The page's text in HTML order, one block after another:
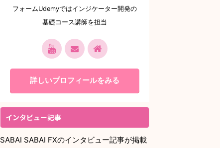
フォームUdemyではインジケーター開発の
基礎コース講師を担当
詳しいプロフィールをみる
インタビュー記事
SABAI SABAI FXのインタビュー記事が掲載